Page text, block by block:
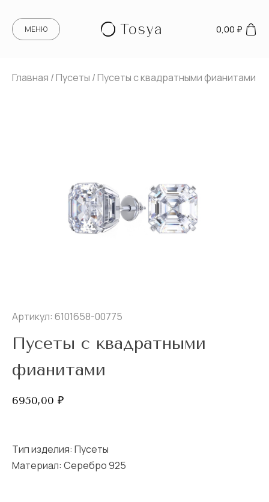
МЕНЮ 0,00 ₽
Главная /Пусеты / Пусеты с квадратными фианитами
Артикул: 6101658-00775
Пусеты с квадратными
фианитами
6950,00 ₽
Тип изделия: Пусеты
Материал: Серебро 925